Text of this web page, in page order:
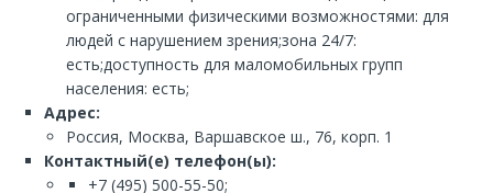
ограниченными физическими возможностями: для
людей с нарушением зрения;зона 24/7:
есть;доступность для маломобильных групп
населения: есть;
Адрес:
Россия, Москва, Варшавское ш., 76, корп. 1
Контактный(е) телефон(ы):
+7 (495) 500-55-50;